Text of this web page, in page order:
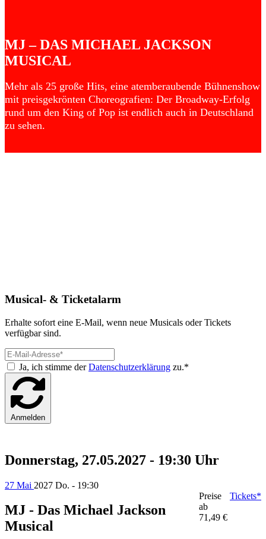
MJ – DAS MICHAEL JACKSON
MUSICAL
Mehr als 25 große Hits, eine atemberaubende Bühnenshow
mit preisgekrönten Choreografien: Der Broadway-Erfolg
rund um den King of Pop ist endlich auch in Deutschland
zu sehen.
Musical- & Ticketalarm
Erhalte sofort eine E-Mail, wenn neue Musicals oder Tickets
verfügbar sind.
Ja, ich stimme derDatenschutzerklärung zu.*
Anmelden
Donnerstag, 27.05.2027 - 19:30 Uhr
27 Mai 2027 Do. - 19:30
MJ - Das Michael Jackson
Musical
Preise
ab
71,49 €
Tickets*